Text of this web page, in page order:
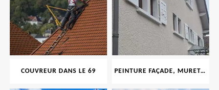
COUVREUR DANS LE 69 PEINTURE FAÇADE, MURET, TOITURE, BOISERIE, FERRONERIE, GOUTTIÈRE 69